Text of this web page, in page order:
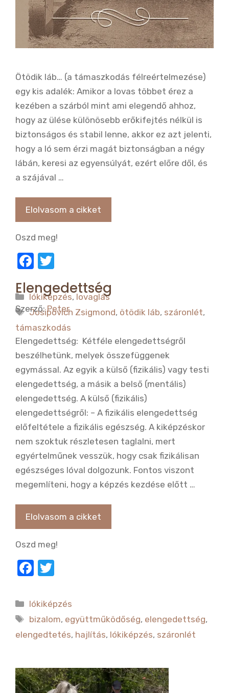
Ötödik láb… (a támaszkodás félreértelmezése)
egy kis adalék: Amikor a lovas többet érez a
kezében a szárból mint ami elegendő ahhoz,
hogy az ülése különösebb erőkifejtés nélkül is
biztonságos és stabil lenne, akkor ez azt jelenti,
hogy a ló sem érzi magát biztonságban a négy
lábán, keresi az egyensúlyát, ezért előre dől, és
a szájával …
Elolvasom a cikket
Oszd meg!
F
c
e
b
o
o
k
w
it
te
r
Kategória
lókiképzés, lovaglás
Címkék
Josipovich Zsigmond, ötödik láb, száronlét,
támaszkodás
Elengedettség
Szerző:Peter
Elengedettség: Kétféle elengedettségről
beszélhetünk, melyek összefüggenek
egymással. Az egyik a külső (fizikális) vagy testi
elengedettség, a másik a belső (mentális)
elengedettség. A külső (fizikális)
elengedettségről: – A fizikális elengedettség
előfeltétele a fizikális egészség. A kiképzéskor
nem szoktuk részletesen taglalni, mert
egyértelműnek vesszük, hogy csak fizikálisan
egészséges lóval dolgozunk. Fontos viszont
megemlíteni, hogy a képzés kezdése előtt …
Elolvasom a cikket
Oszd meg!
F
c
e
b
o
k
it
te
r
Kategória
lókiképzés
Címkék
bizalom, együttműködőség, elengedettség,
elengedtetés, hajlítás, lókiképzés, száronlét